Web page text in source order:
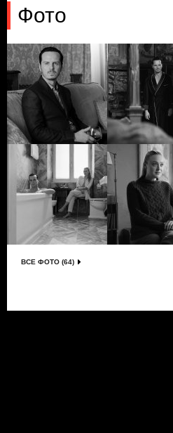
Фото
ВСЕ ФОТО (64)